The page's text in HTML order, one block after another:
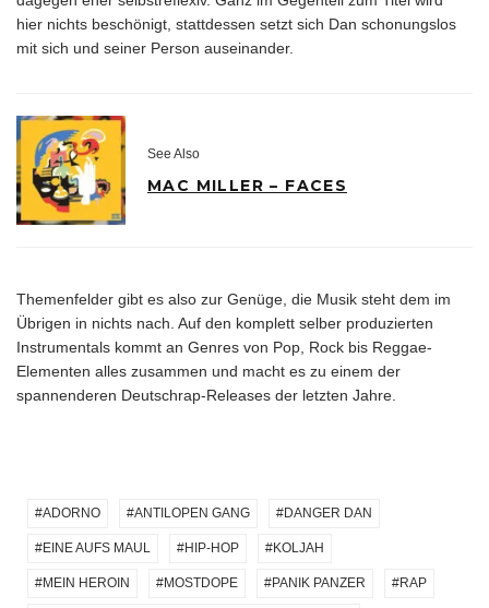
hier nichts beschönigt, stattdessen setzt sich Dan schonungslos
mit sich und seiner Person auseinander.
See Also
MAC MILLER – FACES
Themenfelder gibt es also zur Genüge, die Musik steht dem im
Übrigen in nichts nach. Auf den komplett selber produzierten
Instrumentals kommt an Genres von Pop, Rock bis Reggae-
Elementen alles zusammen und macht es zu einem der
spannenderen Deutschrap-Releases der letzten Jahre.
ADORNO ANTILOPEN GANG DANGER DAN
EINE AUFS MAUL HIP-HOP KOLJAH
MEIN HEROIN MOSTDOPE PANIK PANZER RAP